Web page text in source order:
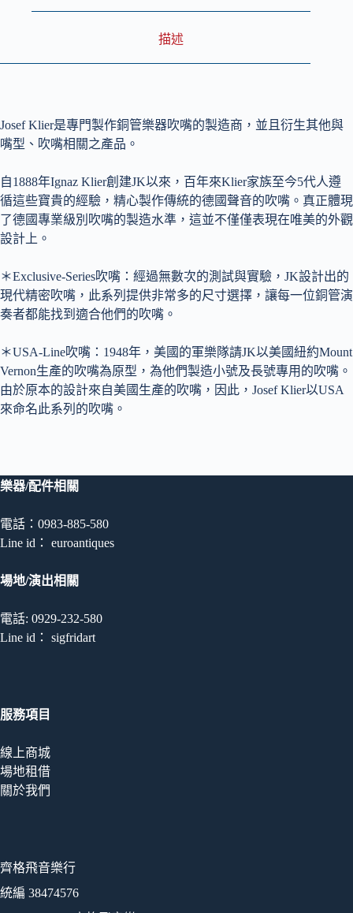
描述
Josef Klier是專門製作銅管樂器吹嘴的製造商，並且衍生其他與
嘴型、吹嘴相關之產品。
自1888年Ignaz Klier創建JK以來，百年來Klier家族至今5代人遵
循這些寶貴的經驗，精心製作傳統的德國聲音的吹嘴。真正體現
了德國專業級別吹嘴的製造水準，這並不僅僅表現在唯美的外觀
設計上。
＊Exclusive-Series吹嘴：經過無數次的測試與實驗，JK設計出的
現代精密吹嘴，此系列提供非常多的尺寸選擇，讓每一位銅管演
奏者都能找到適合他們的吹嘴。
＊USA-Line吹嘴：1948年，美國的軍樂隊請JK以美國紐約Mount
Vernon生產的吹嘴為原型，為他們製造小號及長號專用的吹嘴。
由於原本的設計來自美國生產的吹嘴，因此，Josef Klier以USA
來命名此系列的吹嘴。
樂器/配件相關
電話：0983-885-580
Line id： euroantiques
場地/演出相關
電話: 0929-232-580
Line id： sigfridart
服務項目
線上商城
場地租借
關於我們
齊格飛音樂行
統編 38474576